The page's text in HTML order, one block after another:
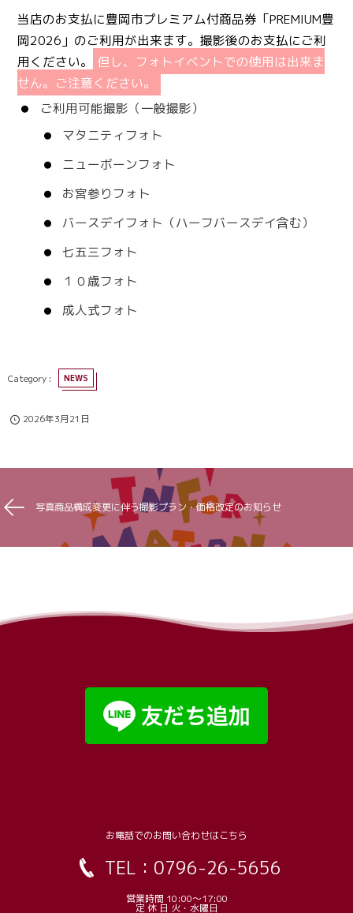
当店のお支払に豊岡市プレミアム付商品券「PREMIUM豊
岡2026」のご利用が出来ます。撮影後のお支払にご利
用ください。
但し、フォトイベントでの使用は出来ま
せん。ご注意ください。
ご利用可能撮影（一般撮影）
マタニティフォト
ニューボーンフォト
お宮参りフォト
バースデイフォト（ハーフバースデイ含む）
七五三フォト
１０歳フォト
成人式フォト
NEWS
2026年3月21日
写真商品構成変更に伴う撮影プラン・価格改定のお知らせ
お電話でのお問い合わせはこちら
TEL： 0796-26-5656
営業時間 10:00〜17:00
定 休 日 火・水曜日